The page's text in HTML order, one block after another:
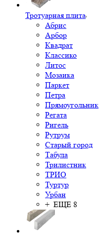
Тротуарная плита
Абрис
Арбор
Квадрат
Классико
Литос
Мозаика
Паркет
Петра
Прямоугольник
Регата
Ригель
Рутрум
Старый город
Табула
Трилистник
ТРИО
Туртур
Урбан
+ ЕЩЕ 8